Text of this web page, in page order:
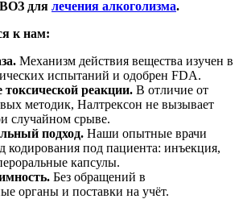
для лечения алкоголизма.
к нам:
Механизм действия вещества изучен в
испытаний и одобрен FDA.
токсической реакции. В отличие от
методик, Налтрексон не вызывает
случайном срыве.
подход. Наши опытные врачи
кодирования под пациента: инъекция,
капсулы.
Без обращений в
органы и поставки на учёт.